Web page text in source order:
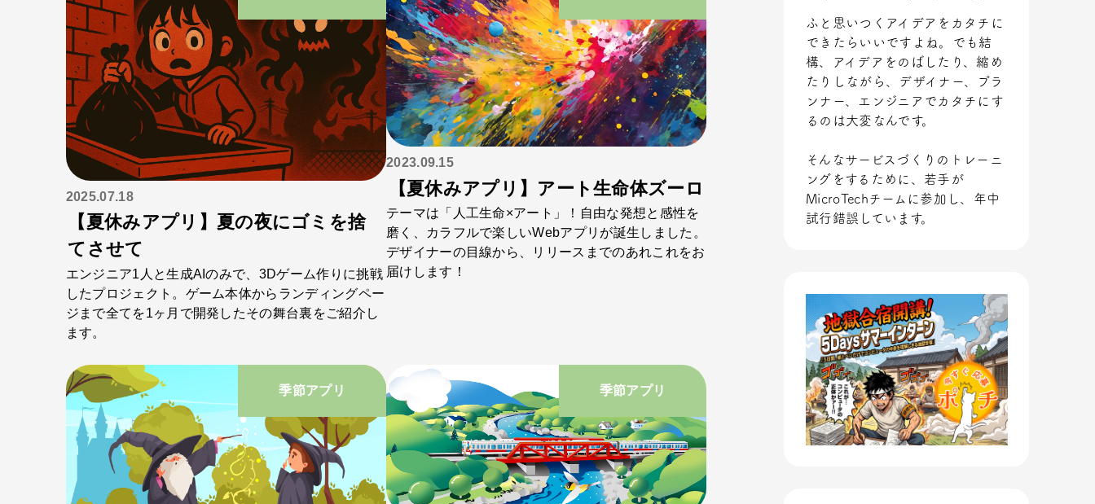
2025.07.18
【夏休みアプリ】夏の夜にゴミを捨
てさせて
エンジニア1人と生成AIのみで、3Dゲーム作りに挑戦
したプロジェクト。ゲーム本体からランディングペー
ジまで全てを1ヶ月で開発したその舞台裏をご紹介し
ます。
2023.09.15
【夏休みアプリ】アート生命体ズーロ
テーマは「人工生命×アート」！自由な発想と感性を
磨く、カラフルで楽しいWebアプリが誕生しました。
デザイナーの目線から、リリースまでのあれこれをお
届けします！
季節アプリ 季節アプリ
ふと思いつくアイデアをカタチに
できたらいいですよね。でも結
構、アイデアをのばしたり、縮め
たりしながら、デザイナー、プラ
ンナー、エンジニアでカタチにす
るのは大変なんです。
そんなサービスづくりのトレーニ
ングをするために、若手が
MicroTechチームに参加し、年中
試行錯誤しています。